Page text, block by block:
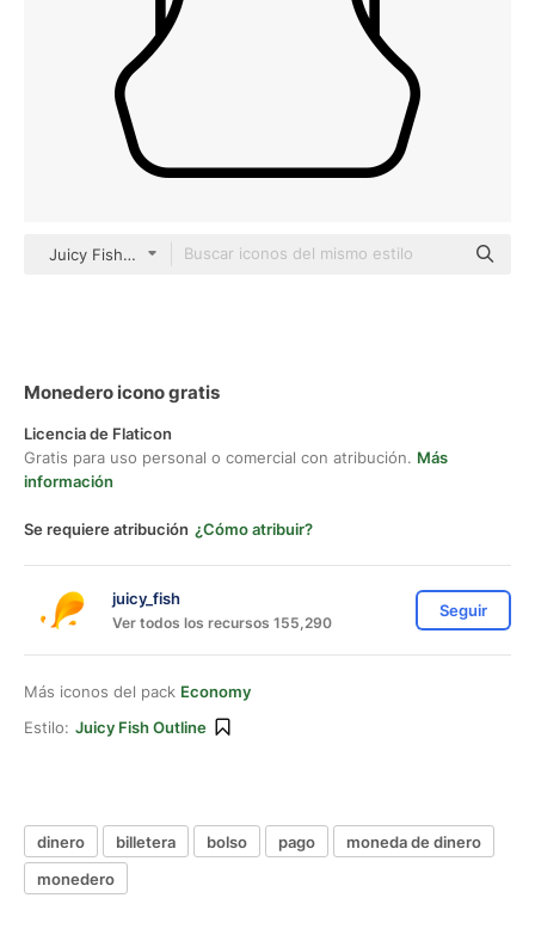
Juicy Fish Outline
Monedero icono gratis
Licencia de Flaticon
Gratis para uso personal o comercial con atribución. Más
información
Se requiere atribución ¿Cómo atribuir?
juicy_fish
Ver todos los recursos 155,290
Seguir
Más iconos del pack Economy
Estilo: Juicy Fish Outline
dinero billetera bolso pago
moneda de dinero
monedero